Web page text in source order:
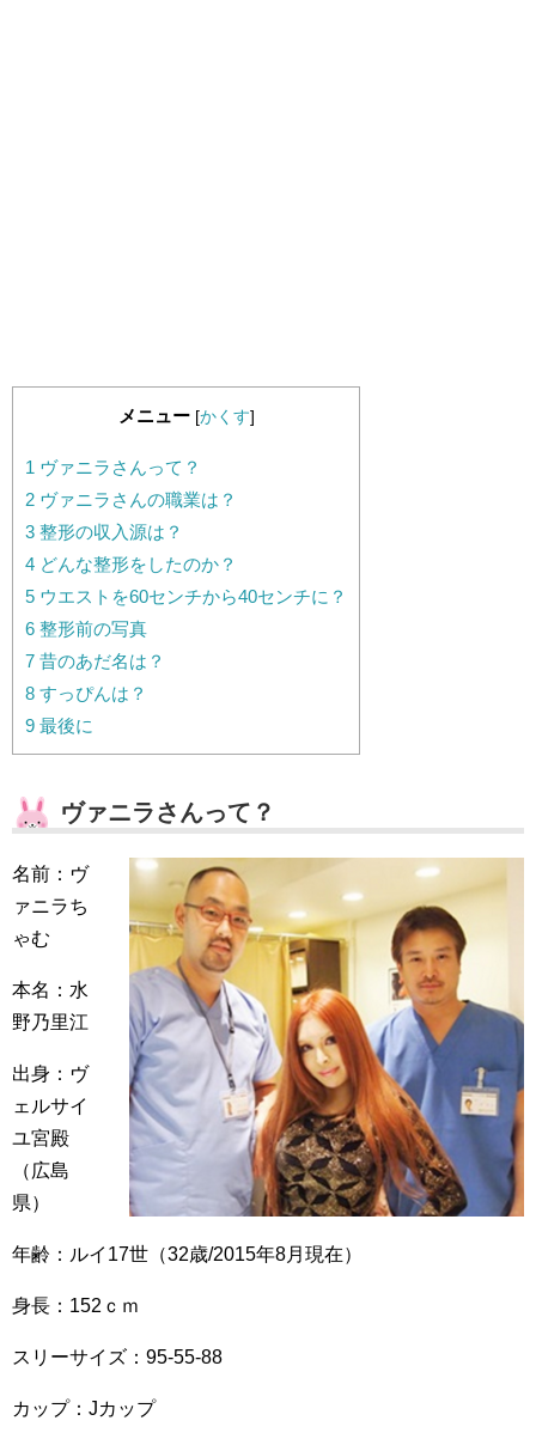
メニュー [かくす]
1 ヴァニラさんって？
2 ヴァニラさんの職業は？
3 整形の収入源は？
4 どんな整形をしたのか？
5 ウエストを60センチから40センチに？
6 整形前の写真
7 昔のあだ名は？
8 すっぴんは？
9 最後に
ヴァニラさんって？
名前：ヴ
ァニラち
ゃむ
本名：水
野乃里江
出身：ヴ
ェルサイ
ユ宮殿
（広島
県）
年齢：ルイ17世（32歳/2015年8月現在）
身長：152ｃｍ
スリーサイズ：95-55-88
カップ：Jカップ